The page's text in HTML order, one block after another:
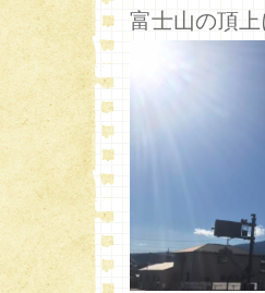
富士山の頂